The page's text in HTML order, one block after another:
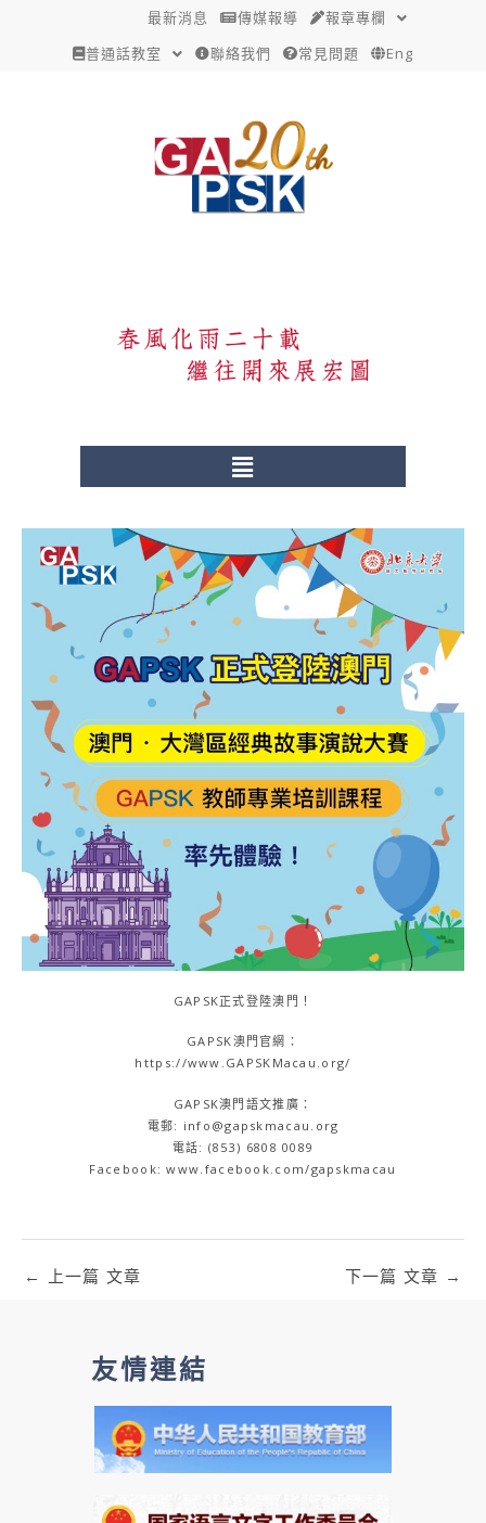
最新消息 傳媒報導
報章專欄
普通話教室
聯絡我們 常見問題 Eng
Menu
GAPSK正式登陸澳門！
GAPSK澳門官網：
https://www.GAPSKMacau.org/
GAPSK澳門語文推廣：
電郵: info@gapskmacau.org
電話: (853) 6808 0089
Facebook: www.facebook.com/gapskmacau
← 上一篇 文章 下一篇 文章 →
友情連結